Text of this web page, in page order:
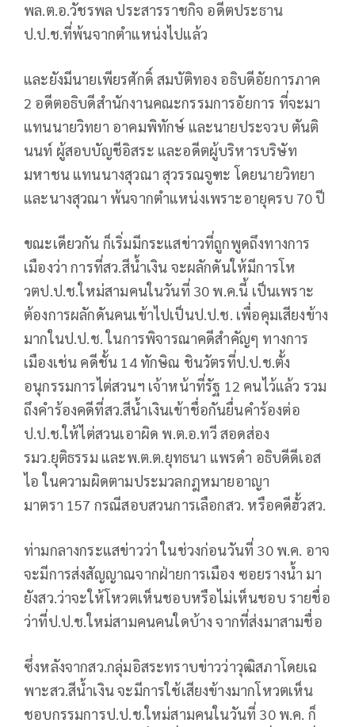
พล.ต.อ.วัชรพล ประสารราชกิจ อดีตประธาน
ป.ป.ช.ที่พ้นจากตำแหน่งไปแล้ว
และยังมีนายเพียรศักดิ์ สมบัติทอง อธิบดีอัยการภาค
2 อดีตอธิบดีสำนักงานคณะกรรมการอัยการ ที่จะมา
แทนนายวิทยา อาคมพิทักษ์ และนายประจวบ ตันติ
นนท์ ผู้สอบบัญชีอิสระ และอดีตผู้บริหารบริษัท
มหาชน แทนนางสุวณา สุวรรณจูฑะ โดยนายวิทยา
และนางสุวณา พ้นจากตำแหน่งเพราะอายุครบ 70 ปี
ขณะเดียวกัน ก็เริ่มมีกระแสข่าวที่ถูกพูดถึงทางการ
เมืองว่า การที่สว.สีน้ำเงิน จะผลักดันให้มีการโห
วตป.ป.ช.ใหม่สามคนในวันที่ 30 พ.ค.นี้ เป็นเพราะ
ต้องการผลักดันคนเข้าไปเป็นป.ป.ช. เพื่อคุมเสียงข้าง
มากในป.ป.ช. ในการพิจารณาคดีสำคัญๆ ทางการ
เมืองเช่น คดีชั้น 14 ทักษิณ ชินวัตรที่ป.ป.ช.ตั้ง
อนุกรรมการไต่สวนฯ เจ้าหน้าที่รัฐ 12 คนไว้แล้ว รวม
ถึงคำร้องคดีที่สว.สีน้ำเงินเข้าชื่อกันยื่นคำร้องต่อ
ป.ป.ช.ให้ไต่สวนเอาผิด พ.ต.อ.ทวี สอดส่อง
รมว.ยุติธรรม และพ.ต.ต.ยุทธนา แพรดำ อธิบดีดีเอส
ไอ ในความผิดตามประมวลกฎหมายอาญา
มาตรา 157 กรณีสอบสวนการเลือกสว. หรือคดีฮั้วสว.
ท่ามกลางกระแสข่าวว่า ในช่วงก่อนวันที่ 30 พ.ค. อาจ
จะมีการส่งสัญญาณจากฝ่ายการเมือง ซอยรางน้ำ มา
ยังสว.ว่าจะให้โหวตเห็นชอบหรือไม่เห็นชอบ รายชื่อ
ว่าที่ป.ป.ช.ใหม่สามคนคนใดบ้าง จากที่ส่งมาสามชื่อ
ซึ่งหลังจากสว.กลุ่มอิสระทราบข่าวว่าวุฒิสภาโดยเฉ
พาะสว.สีน้ำเงิน จะมีการใช้เสียงข้างมากโหวตเห็น
ชอบกรรมการป.ป.ช.ใหม่สามคนในวันที่ 30 พ.ค. ก็